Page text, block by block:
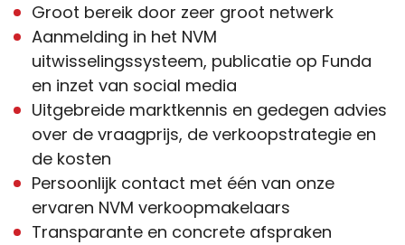
Groot bereik door zeer groot netwerk
Aanmelding in het NVM
uitwisselingssysteem, publicatie op Funda
en inzet van social media
Uitgebreide marktkennis en gedegen advies
over de vraagprijs, de verkoopstrategie en
de kosten
Persoonlijk contact met één van onze
ervaren NVM verkoopmakelaars
Transparante en concrete afspraken